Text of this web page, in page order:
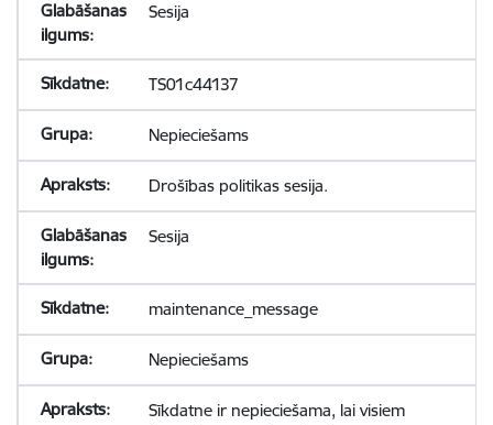
Sesija
TS01c44137
Nepieciešams
Drošības politikas sesija.
Sesija
maintenance_message
Nepieciešams
Sīkdatne ir nepieciešama, lai visiem